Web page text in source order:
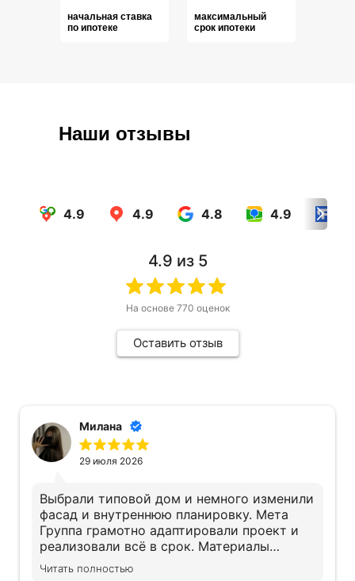
максимальный
срок ипотеки
начальная ставка
по ипотеке
Наши отзывы
4.9 4.9 4.8 4.9
4.9 из 5
На основе 770 оценок
Оставить отзыв
Милана
29 июля 2026
Выбрали типовой дом и немного изменили
фасад и внутреннюю планировку. Мета
Группа грамотно адаптировали проект и
реализовали всё в срок. Материалы
действительно качественные, экономии не
Читать полностью